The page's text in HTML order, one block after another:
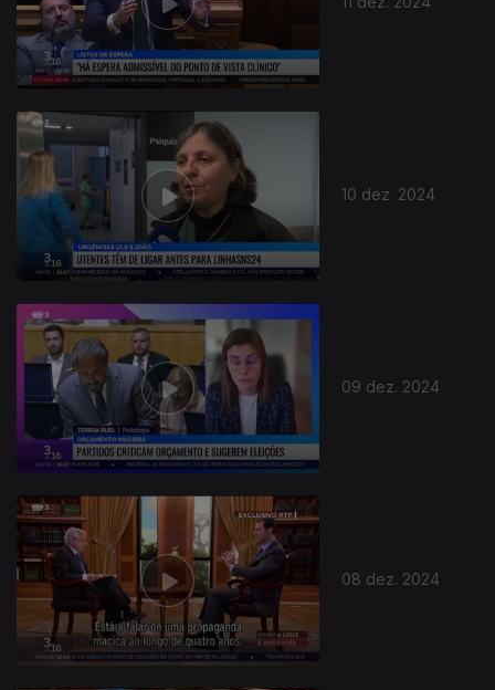
10 dez. 2024
09 dez. 2024
08 dez. 2024
814596